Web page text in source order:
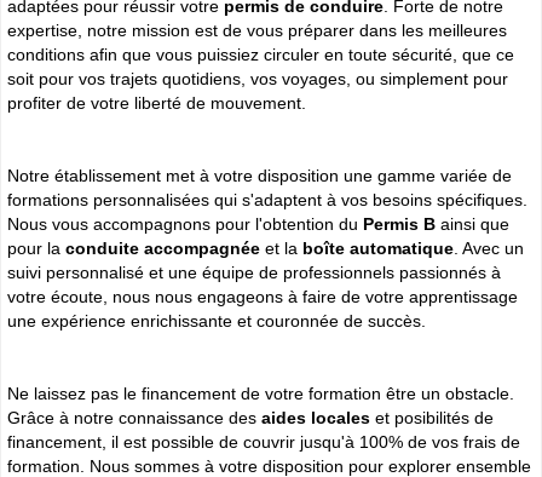
adaptées pour réussir votre permis de conduire . Forte de notre
expertise, notre mission est de vous préparer dans les meilleures
conditions afin que vous puissiez circuler en toute sécurité, que ce
soit pour vos trajets quotidiens, vos voyages, ou simplement pour
profiter de votre liberté de mouvement.
Notre établissement met à votre disposition une gamme variée de
formations personnalisées qui s'adaptent à vos besoins spécifiques.
Nous vous accompagnons pour l'obtention du Permis B ainsi que
pour la conduite accompagnée et la boîte automatique . Avec un
suivi personnalisé et une équipe de professionnels passionnés à
votre écoute, nous nous engageons à faire de votre apprentissage
une expérience enrichissante et couronnée de succès.
Ne laissez pas le financement de votre formation être un obstacle.
Grâce à notre connaissance des aides locales et posibilités de
financement, il est possible de couvrir jusqu'à 100% de vos frais de
formation. Nous sommes à votre disposition pour explorer ensemble